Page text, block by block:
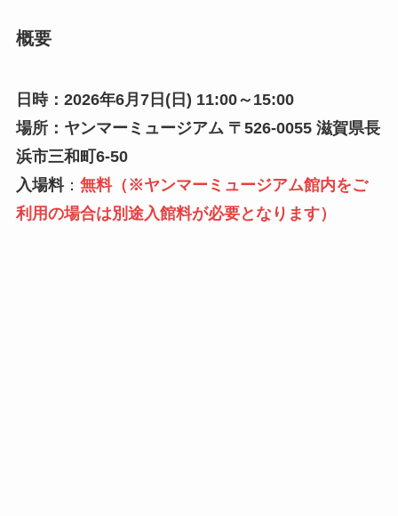
概要
日時：2026年6月7日(日) 11:00～15:00
場所：ヤンマーミュージアム 〒526-0055 滋賀県長
浜市三和町6-50
入場料： 無料（※ヤンマーミュージアム館内をご
利用の場合は別途入館料が必要となります）